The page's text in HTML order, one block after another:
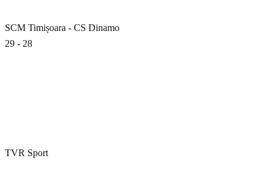
SCM Timișoara - CS Dinamo
29 - 28
TVR Sport